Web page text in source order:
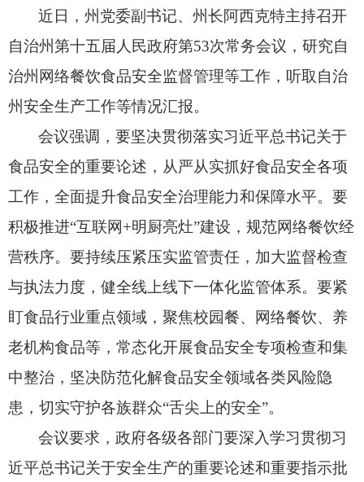
近日，州党委副书记、州长阿西克特主持召开
自治州第十五届人民政府第53次常务会议， 研究自
治州网络餐饮食品安全监督管理等工作， 听取自治
州安全生产工作等情况汇报。
会议强调，要坚决贯彻落实习近平总书记关于
食品安全的重要论述， 从严从实抓好食品安全各项
工作， 全面提升食品安全治理能力和保障水平。 要
积极推进“互联网+明厨亮灶”建设， 规范网络餐饮经
营秩序。 要持续压紧压实监管责任， 加大监督检查
与执法力度， 健全线上线下一体化监管体系。 要紧
盯食品行业重点领域， 聚焦校园餐、 网络餐饮、 养
老机构食品等， 常态化开展食品安全专项检查和集
中整治， 坚决防范化解食品安全领域各类风险隐
患， 切实守护各族群众“舌尖上的安全”。
会议要求，政府各级各部门要深入学习贯彻习
近平总书记关于安全生产的重要论述和重要指示批